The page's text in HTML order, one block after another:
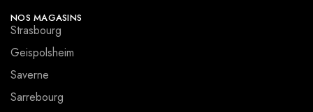
NOS MAGASINS
Strasbourg
Geispolsheim
Saverne
Sarrebourg